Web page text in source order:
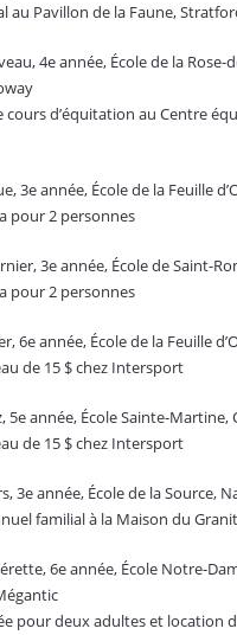
au Pavillon de la Faune,
4e année, École de la Rose-
cours d’équitation au Centre
3e année, École de la Feuille
pour 2 personnes
3e année, École de Saint-
pour 2 personnes
6e année, École de la Feuille
de 15 $ chez Intersport
5e année, École Sainte-Martine,
de 15 $ chez Intersport
3e année, École de la Source,
familial à la Maison du Granit
6e année, École Notre-
pour deux adultes et location